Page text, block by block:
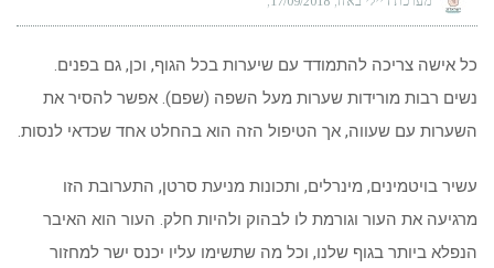
כל אישה צריכה להתמודד עם שיערות בכל הגוף, וכן, גם בפנים.
נשים רבות מורידות שערות מעל השפה (שפם). אפשר להסיר את
השערות עם שעווה, אך הטיפול הזה הוא בהחלט אחד שכדאי לנסות.
עשיר בויטמינים, מינרלים, ותכונות מניעת סרטן, התערובת הזו
מרגיעה את העור וגורמת לו לבהוק ולהיות חלק. העור הוא האיבר
הנפלא ביותר בגוף שלנו, וכל מה שתשימו עליו יכנס ישר למחזור